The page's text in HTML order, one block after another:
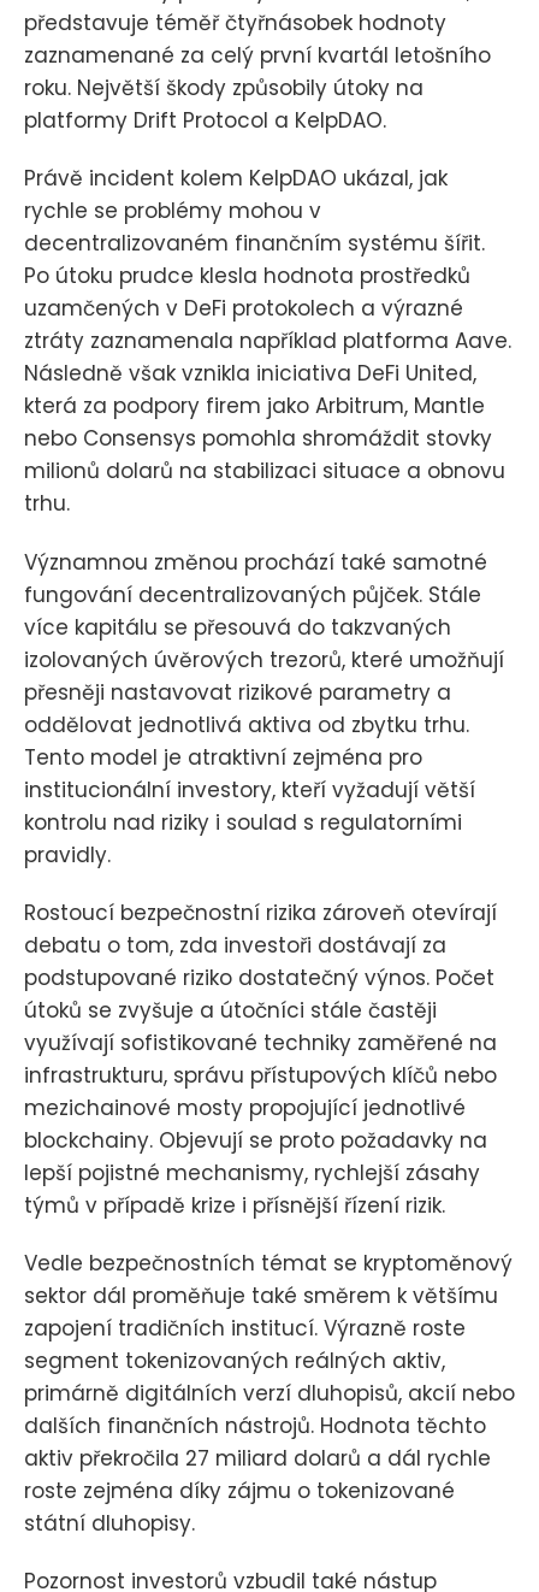
představuje téměř čtyřnásobek hodnoty
zaznamenané za celý první kvartál letošního
roku. Největší škody způsobily útoky na
platformy Drift Protocol a KelpDAO.
Právě incident kolem KelpDAO ukázal, jak
rychle se problémy mohou v
decentralizovaném finančním systému šířit.
Po útoku prudce klesla hodnota prostředků
uzamčených v DeFi protokolech a výrazné
ztráty zaznamenala například platforma Aave.
Následně však vznikla iniciativa DeFi United,
která za podpory firem jako Arbitrum, Mantle
nebo Consensys pomohla shromáždit stovky
milionů dolarů na stabilizaci situace a obnovu
trhu.
Významnou změnou prochází také samotné
fungování decentralizovaných půjček. Stále
více kapitálu se přesouvá do takzvaných
izolovaných úvěrových trezorů, které umožňují
přesněji nastavovat rizikové parametry a
oddělovat jednotlivá aktiva od zbytku trhu.
Tento model je atraktivní zejména pro
institucionální investory, kteří vyžadují větší
kontrolu nad riziky i soulad s regulatorními
pravidly.
Rostoucí bezpečnostní rizika zároveň otevírají
debatu o tom, zda investoři dostávají za
podstupované riziko dostatečný výnos. Počet
útoků se zvyšuje a útočníci stále častěji
využívají sofistikované techniky zaměřené na
infrastrukturu, správu přístupových klíčů nebo
mezichainové mosty propojující jednotlivé
blockchainy. Objevují se proto požadavky na
lepší pojistné mechanismy, rychlejší zásahy
týmů v případě krize i přísnější řízení rizik.
Vedle bezpečnostních témat se kryptoměnový
sektor dál proměňuje také směrem k většímu
zapojení tradičních institucí. Výrazně roste
segment tokenizovaných reálných aktiv,
primárně digitálních verzí dluhopisů, akcií nebo
dalších finančních nástrojů. Hodnota těchto
aktiv překročila 27 miliard dolarů a dál rychle
roste zejména díky zájmu o tokenizované
státní dluhopisy.
Pozornost investorů vzbudil také nástup